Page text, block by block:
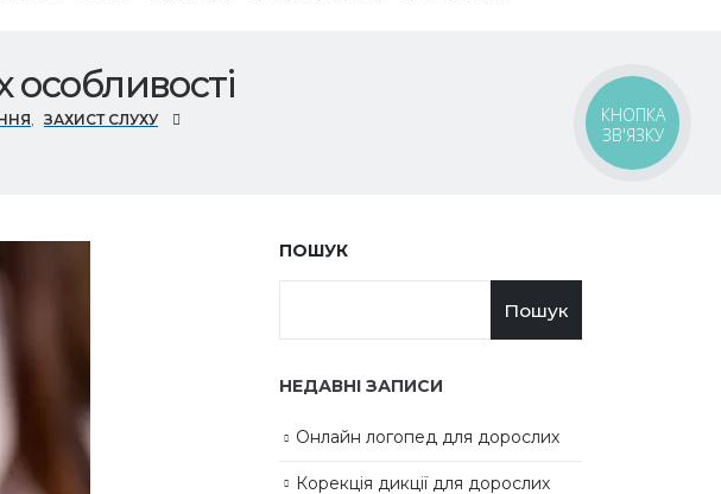
особливості
, ЗАХИСТ СЛУХУ
ПОШУК
Пошук
НЕДАВНІ ЗАПИСИ
Онлайн логопед для дорослих
Корекція дикції для дорослих
КНОПКА
ЗВ'ЯЗКУ